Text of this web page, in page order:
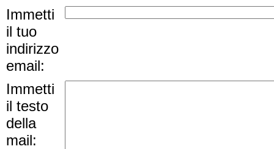
Immetti
il tuo
indirizzo
email:
Immetti
il testo
della
mail: